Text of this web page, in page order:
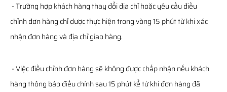
- Trường hợp khách hàng thay đổi địa chỉ hoặc yêu cầu điều
chỉnh đơn hàng chỉ được thực hiện trong vòng 15 phút từ khi xác
nhận đơn hàng và địa chỉ giao hàng.
- Việc điều chỉnh đơn hàng sẽ không được chấp nhận nếu khách
hàng thông báo điều chỉnh sau 15 phút kể từ khi đơn hàng đã